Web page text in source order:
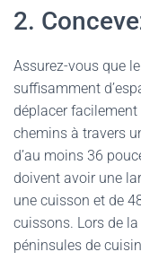
2.
Assurez-vous que
suffisamment
déplacer facilement
chemins à travers
d’au moins 36
doivent avoir une
une cuisson et de
cuissons. Lors de
péninsules de